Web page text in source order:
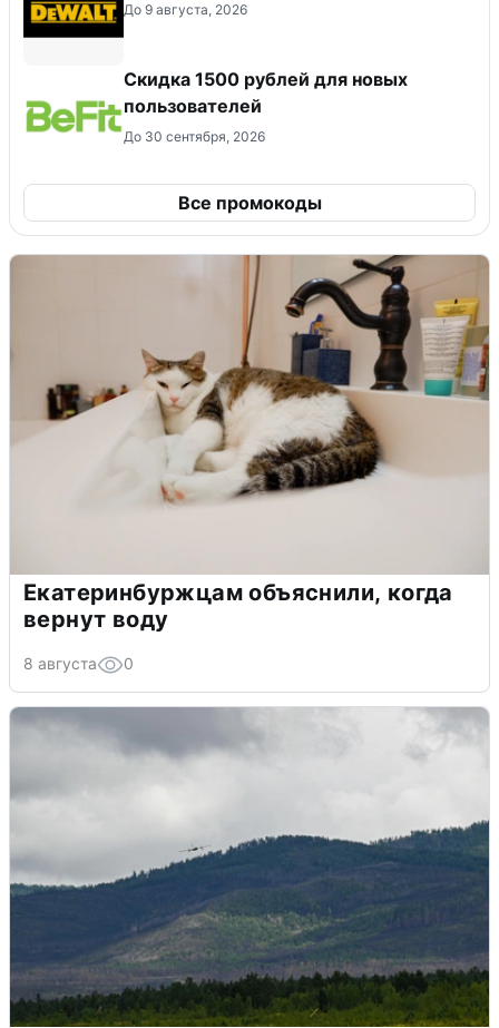
До 9 августа, 2026
Скидка 1500 рублей для новых
пользователей
До 30 сентября, 2026
Все промокоды
Екатеринбуржцам объяснили, когда
вернут воду
8 августа 0